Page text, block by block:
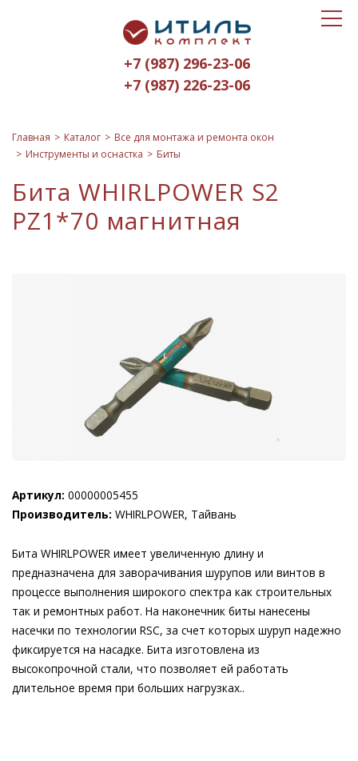
Итиль-
Комплект
logo
+7 (987) 296-23-06
+7 (987) 226-23-06
Toggle
Главная Каталог
Все для монтажа и ремонта окон
Инструменты и оснастка
Биты
Бита WHIRLPOWER S2
PZ1*70 магнитная
Артикул: 00000005455
Производитель: WHIRLPOWER, Тайвань
Бита WHIRLPOWER имеет увеличенную длину и
предназначена для заворачивания шурупов или винтов в
процессе выполнения широкого спектра как строительных
так и ремонтных работ. На наконечник биты нанесены
насечки по технологии RSC, за счет которых шуруп надежно
фиксируется на насадке. Бита изготовлена из
высокопрочной стали, что позволяет ей работать
длительное время при больших нагрузках..